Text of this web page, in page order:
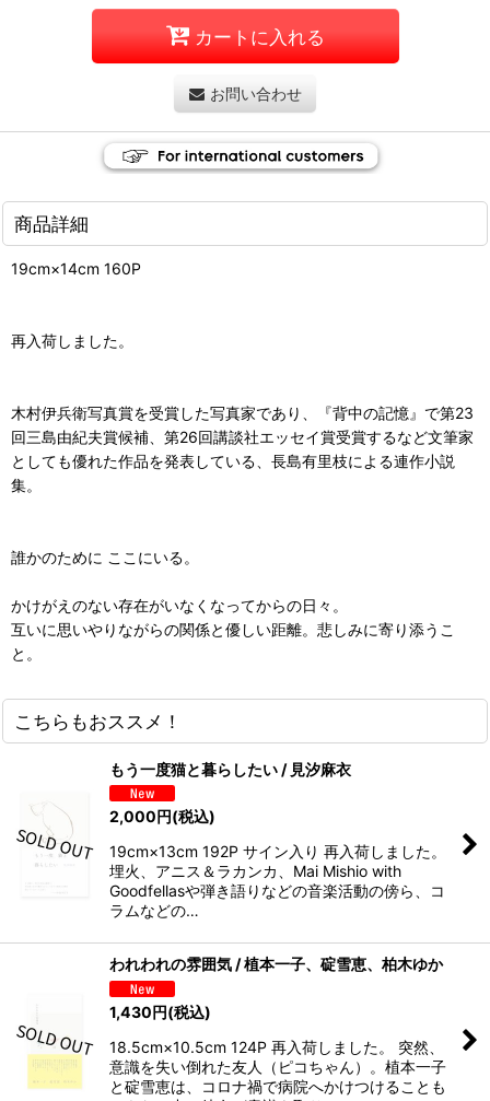
カートに入れる
お問い合わせ
商品詳細
19cm×14cm 160P
再入荷しました。
木村伊兵衛写真賞を受賞した写真家であり、『背中の記憶』で第23
回三島由紀夫賞候補、第26回講談社エッセイ賞受賞するなど文筆家
としても優れた作品を発表している、長島有里枝による連作小説
集。
誰かのために ここにいる。
かけがえのない存在がいなくなってからの日々。
互いに思いやりながらの関係と優しい距離。悲しみに寄り添うこ
と。
こちらもおススメ！
もう一度猫と暮らしたい / 見汐麻衣
2,000円(税込)
19cm×13cm 192P サイン入り 再入荷しました。
埋火、アニス＆ラカンカ、Mai Mishio with
Goodfellasや弾き語りなどの⾳楽活動の傍ら、コ
ラムなどの…
われわれの雰囲気 / 植本一子、碇雪恵、柏木ゆか
1,430円(税込)
18.5cm×10.5cm 124P 再入荷しました。 突然、
意識を失い倒れた友人（ピコちゃん）。植本一子
と碇雪恵は、コロナ禍で病院へかけつけることも